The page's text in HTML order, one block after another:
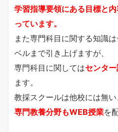
学習指導要領にある目標と
っています。
また専門科目に関する知識
ベルまで引き上げますが、
専門科目に関してはセンタ
ます。
教採スクールは他校には無い
専門教養分野もWEB授業を